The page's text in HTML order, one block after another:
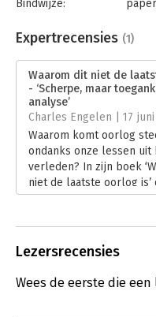
Bindwijze:
Uitgever:
Verschijningsdatum:
26-
Hoofdrubriek:
Expertrecensies (1)
Waarom dit niet de
- ‘Scherpe, maar
analyse’
Charles Engelen | 17 juni
Waarom komt oorlog
ondanks onze lessen uit
verleden? In zijn boek
niet de laatste oorlog
Koert Debeuf de
en laat hij zien hoe
trauma’s en gekrenkte
recensie gaat Charles
Lezersrecensies
Wees de eerste die